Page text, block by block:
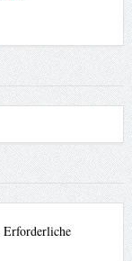
Erforderliche